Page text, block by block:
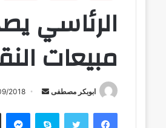
الرئاسي
مبيعات
ابوبكر مصطفى
أ
2018
فيسبوك تويتر سكايب ماسنجر